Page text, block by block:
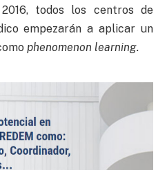
todos los centros de
empezarán a aplicar un
phenomenon learning.